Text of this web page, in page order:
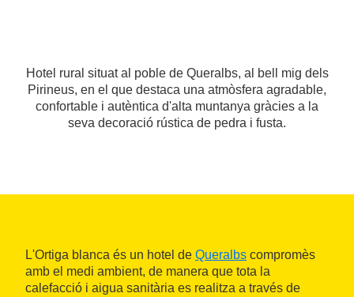
Hotel rural situat al poble de Queralbs, al bell mig dels
Pirineus, en el que destaca una atmòsfera agradable,
confortable i autèntica d'alta muntanya gràcies a la
seva decoració rústica de pedra i fusta.
L'Ortiga blanca és un hotel de Queralbs compromès
amb el medi ambient, de manera que tota la
calefacció i aigua sanitària es realitza a través de